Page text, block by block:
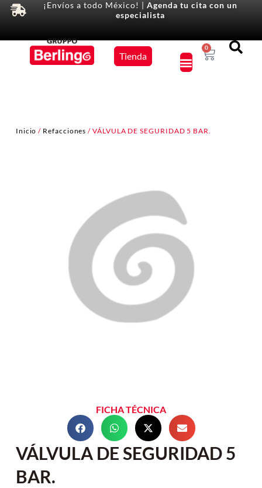
¡Envíos a todo México! | Agenda tu cita con un
especialista
Tienda
0
Inicio / Refacciones / VÁLVULA DE SEGURIDAD 5 BAR.
FICHA TÉCNICA
VÁLVULA DE SEGURIDAD 5
BAR.